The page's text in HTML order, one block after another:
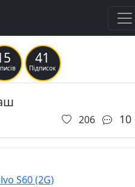
41
Підписок
206 10
S60 (2G)